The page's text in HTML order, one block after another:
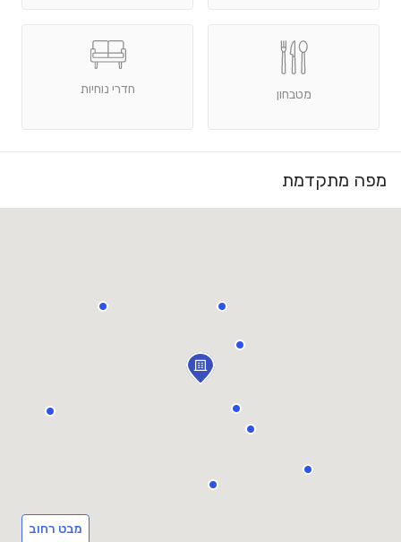
מטבחון חדרי נוחיות
מפה מתקדמת
מבט רחוב